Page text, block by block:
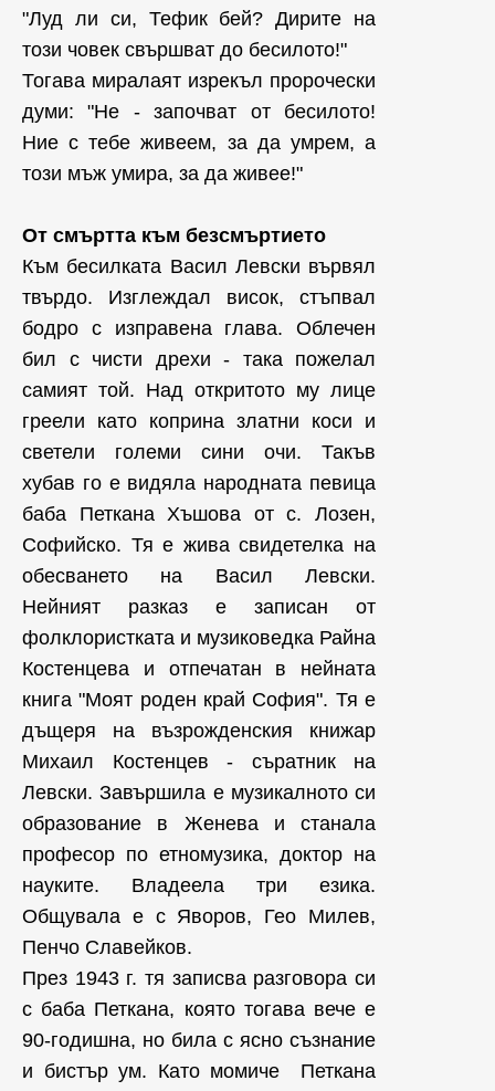
"Луд ли си, Тефик бей? Дирите на
този човек свършват до бесилото!"
Тогава миралаят изрекъл пророчески
думи: "Не - започват от бесилото!
Ние с тебе живеем, за да умрем, а
този мъж умира, за да живее!"
От смъртта към безсмъртието
Към бесилката Васил Левски вървял
твърдо. Изглеждал висок, стъпвал
бодро с изправена глава. Облечен
бил с чисти дрехи - така пожелал
самият той. Над откритото му лице
греели като коприна златни коси и
светели големи сини очи. Такъв
хубав го е видяла народната певица
баба Петкана Хъшова от с. Лозен,
Софийско. Тя е жива свидетелка на
обесването на Васил Левски.
Нейният разказ е записан от
фолклористката и музиковедка Райна
Костенцева и отпечатан в нейната
книга "Моят роден край София". Тя е
дъщеря на възрожденския книжар
Михаил Костенцев - съратник на
Левски. Завършила е музикалното си
образование в Женева и станала
професор по етномузика, доктор на
науките. Владеела три езика.
Общувала е с Яворов, Гео Милев,
Пенчо Славейков.
През 1943 г. тя записва разговора си
с баба Петкана, която тогава вече е
90-годишна, но била с ясно съзнание
и бистър ум. Като момиче Петкана